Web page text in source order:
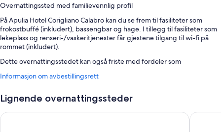
Overnattingssted med familievennlig profil
På Apulia Hotel Corigliano Calabro kan du se frem til fasiliteter som
frokostbuffé (inkludert), bassengbar og hage. I tillegg til fasiliteter som
lekeplass og renseri-/vaskeritjenester får gjestene tilgang til wi-fi på
rommet (inkludert).
Dette overnattingsstedet kan også friste med fordeler som
Utendørsbasseng og barnebasseng
Flyplasstransport (mot betaling), barnepass (mot betaling) og safe i
resepsjonen
Informasjon om avbestillingsrett
Lignende overnattingssteder
Relais il Mulino Tenuta